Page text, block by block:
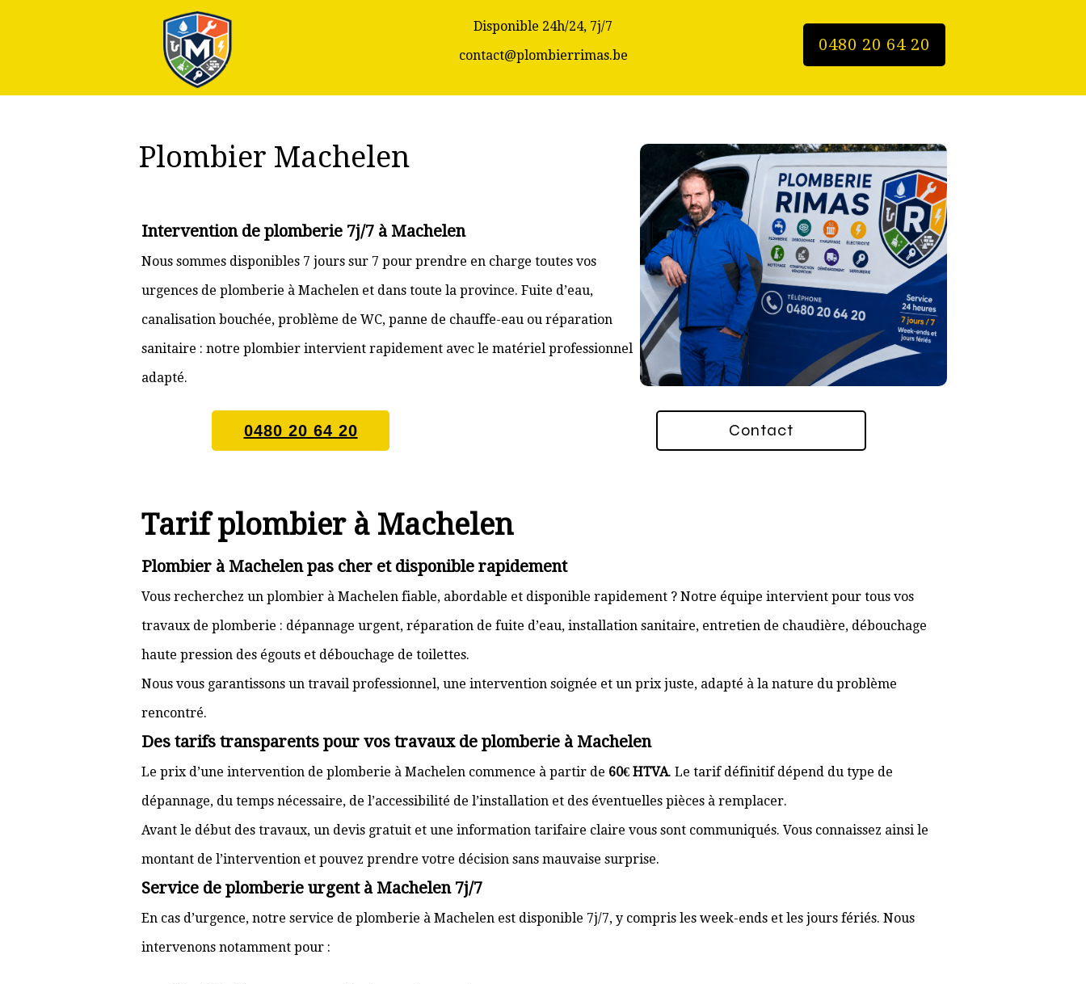
0480 20 64 20
Disponible 24h/24, 7j/7
contact@plombierrimas.be
Plombier Machelen
Intervention de plomberie 7j/7 à Machelen
Nous sommes disponibles 7 jours sur 7 pour prendre en charge toutes vos
urgences de plomberie à Machelen et dans toute la province. Fuite d’eau,
canalisation bouchée, problème de WC, panne de chauffe-eau ou réparation
sanitaire : notre plombier intervient rapidement avec le matériel professionnel
adapté.
0480 20 64 20 Contact
Tarif plombier à Machelen
Plombier à Machelen pas cher et disponible rapidement
Vous recherchez un plombier à Machelen fiable, abordable et disponible rapidement ? Notre équipe intervient pour tous vos
travaux de plomberie : dépannage urgent, réparation de fuite d’eau, installation sanitaire, entretien de chaudière, débouchage
haute pression des égouts et débouchage de toilettes.
Nous vous garantissons un travail professionnel, une intervention soignée et un prix juste, adapté à la nature du problème
rencontré.
Des tarifs transparents pour vos travaux de plomberie à Machelen
Le prix d’une intervention de plomberie à Machelen commence à partir de 60€ HTVA. Le tarif définitif dépend du type de
dépannage, du temps nécessaire, de l’accessibilité de l’installation et des éventuelles pièces à remplacer.
Avant le début des travaux, un devis gratuit et une information tarifaire claire vous sont communiqués. Vous connaissez ainsi le
montant de l’intervention et pouvez prendre votre décision sans mauvaise surprise.
Service de plomberie urgent à Machelen 7j/7
En cas d’urgence, notre service de plomberie à Machelen est disponible 7j/7, y compris les week-ends et les jours fériés. Nous
intervenons notamment pour :